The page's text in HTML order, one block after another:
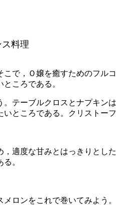
料理
で，Ｏ嬢を癒すためのフル
ころである。
テーブルクロスとナプキン
ところである。クリストー
適度な甘みとはっきりとし
。
ロンをこれで巻いてみよう